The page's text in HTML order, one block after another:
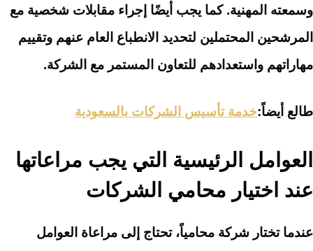
وسمعته المهنية. كما يجب أيضًا إجراء مقابلات شخصية مع
المرشحين المحتملين لتحديد الانطباع العام عنهم وتقييم
مهاراتهم واستعدادهم للتعاون المستمر مع الشركة.
طالع أيضاً:خدمة تأسيس الشركات بالسعودية
العوامل الرئيسية التي يجب مراعاتها
عند اختيار محامي الشركات
عندما تختار شركة محامياً، تحتاج إلى مراعاة العوامل